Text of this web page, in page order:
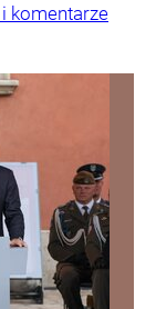
komentarze